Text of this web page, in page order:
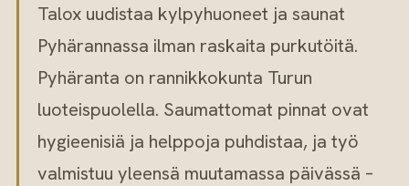
Talox uudistaa kylpyhuoneet ja saunat
Pyhärannassa ilman raskaita purkutöitä.
Pyhäranta on rannikkokunta Turun
luoteispuolella. Saumattomat pinnat ovat
hygieenisiä ja helppoja puhdistaa, ja työ
valmistuu yleensä muutamassa päivässä –